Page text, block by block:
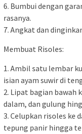
6. Bumbui dengan
rasanya.
7. Angkat dan
Membuat Risoles:
1. Ambil satu lembar
isian ayam suwir di
2. Lipat bagian bawah
dalam, dan gulung
3. Celupkan risoles ke
tepung panir hingga